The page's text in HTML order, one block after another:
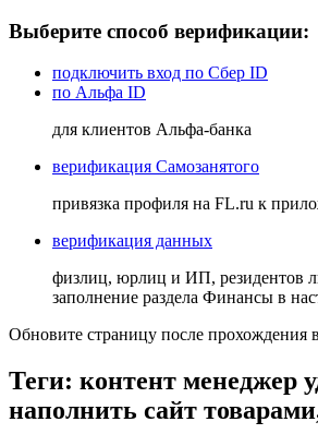
Выберите способ верификации:
подключить вход по Сбер ID
по Альфа ID
для клиентов Альфа-банка
верификация Самозанятого
привязка профиля на FL.ru к
верификация данных
физлиц, юрлиц и ИП, резидентов
заполнение раздела Финансы в
Обновите страницу после прохождения
Теги: контент менеджер
наполнить сайт